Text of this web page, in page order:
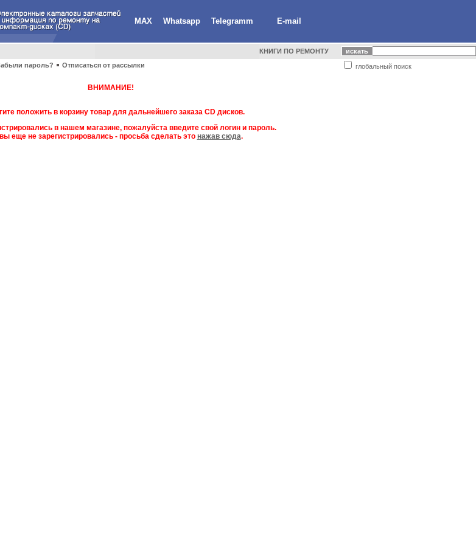
MAX Whatsapp Telegramm E-mail
КНИГИ ПО РЕМОНТУ
глобальный поиск
пароль? Отписаться от рассылки
ВНИМАНИЕ!
положить в корзину товар для дальнейшего заказа CD дисков.
в нашем магазине, пожалуйста введите свой логин и пароль.
еще не зарегистрировались - просьба сделать это нажав сюда.